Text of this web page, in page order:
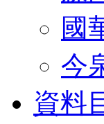
國
今
資料